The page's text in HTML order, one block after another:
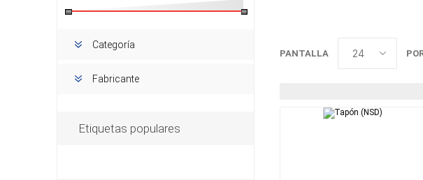
PANTALLA
Categoría
Fabricante
Etiquetas populares